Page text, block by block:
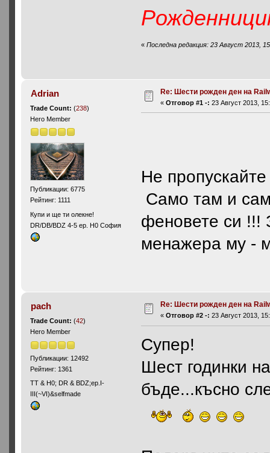
«Последна редакция: 23 Август 2013,
Adrian
Trade Count:(238)
Hero Member
Публикации: 6775
Рейтинг: 1111
Купи и ще ти олекне!
DR/DB/BDZ 4-5 ep. H0 София
Re: Шести рожден ден на
«Отговор #1 -: 23 Август 2013,
Не
Само там и
феновете си !!!
менажера му -
pach
Trade Count:(42)
Hero Member
Публикации: 12492
Рейтинг: 1361
ТТ & Н0; DR & BDZ;ep.I-
III(~VI)&selfmade
Re: Шести рожден ден на
«Отговор #2 -: 23 Август 2013,
Супер!
Шест годинки
бъде...късно